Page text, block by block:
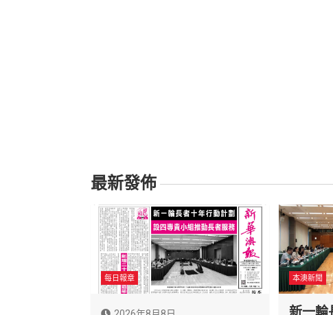
最新發佈
每日報章 本澳新聞